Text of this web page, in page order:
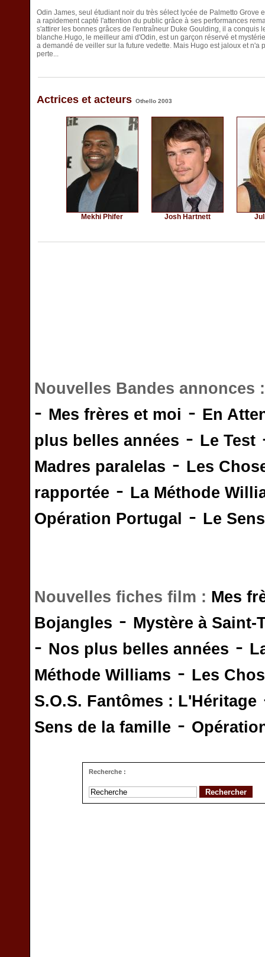
Odin James, seul étudiant noir du très sélect lycée de Palmetto
a rapidement capté l'attention du public grâce à ses performances
s'attirer les bonnes grâces de l'entraîneur Duke Goulding, il a conquis
blanche.Hugo, le meilleur ami d'Odin, est un garçon réservé et
a demandé de veiller sur la future vedette. Mais Hugo est jaloux et n'a
perte...
Actrices et acteurs Othello 2003
Mekhi Phifer Josh Hartnett
Nouvelles Bandes annonces
- Mes frères et moi - En
plus belles années - Le Test
Madres paralelas - Les
rapportée - La Méthode
Opération Portugal
- Le
Nouvelles fiches film : Mes
Bojangles - Mystère à Saint-
- Nos plus belles années -
Méthode Williams - Les
S.O.S. Fantômes : L'Héritage
Sens de la famille -
Recherche :